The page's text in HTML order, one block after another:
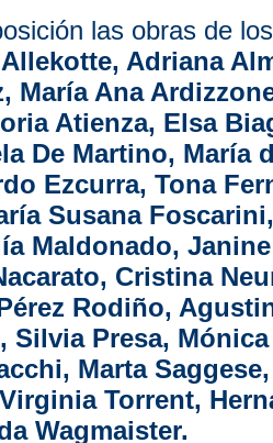
las obras de
Adriana
María Ana
Atienza, Elsa
De Martino, María
Ezcurra, Tona
Susana
Maldonado,
Cristina
Rodiño,
Silvia Presa,
Marta
Torrent,
Wagmaister.